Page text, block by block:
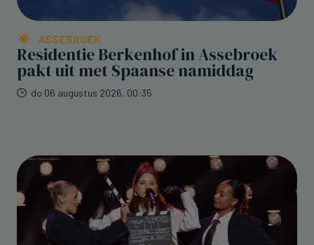
ASSEBROEK
Residentie Berkenhof in Assebroek
pakt uit met Spaanse namiddag
do 06 augustus 2026, 00:35